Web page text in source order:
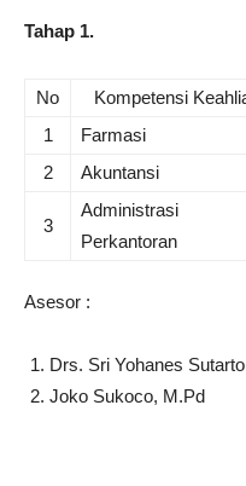
Tahap 1.
No Kompetensi
1
Farmasi
2
Akuntansi
3
Administrasi
Perkantoran
Asesor :
Drs. Sri Yohanes
Joko Sukoco, M.Pd